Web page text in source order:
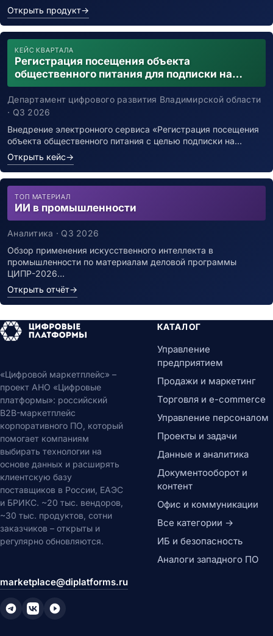
Открыть продукт→
КЕЙС КВАРТАЛА
Регистрация посещения объекта
общественного питания для подписки на
уведомления о возможном контакте с
заболевшим новой коронавирусной
инфекцией
Департамент цифрового развития Владимирской области
· Q3 2026
Внедрение электронного сервиса «Регистрация посещения
объекта общественного питания с целью подписки на…
Открыть кейс→
ТОП МАТЕРИАЛ
ИИ в промышленности
Аналитика · Q3 2026
Обзор применения искусственного интеллекта в
промышленности по материалам деловой программы
ЦИПР-2026…
Открыть отчёт→
«Цифровой маркетплейс» –
проект АНО «Цифровые
платформы»: российский
B2B-маркетплейс
корпоративного ПО, который
помогает компаниям
выбирать технологии на
основе данных и расширять
клиентскую базу
поставщиков в России, ЕАЭС
и БРИКС. ~20 тыс. вендоров,
~30 тыс. продуктов, сотни
заказчиков – открыты и
регулярно обновляются.
marketplace@diplatforms.ru
КАТАЛОГ
Управление
предприятием
Продажи и маркетинг
Торговля и e-commerce
Управление персоналом
Проекты и задачи
Данные и аналитика
Документооборот и
контент
Офис и коммуникации
Все категории →
ИБ и безопасность
Аналоги западного ПО